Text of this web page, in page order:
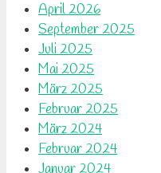
April 2026
September 2025
Juli 2025
Mai 2025
März 2025
Februar 2025
März 2024
Februar 2024